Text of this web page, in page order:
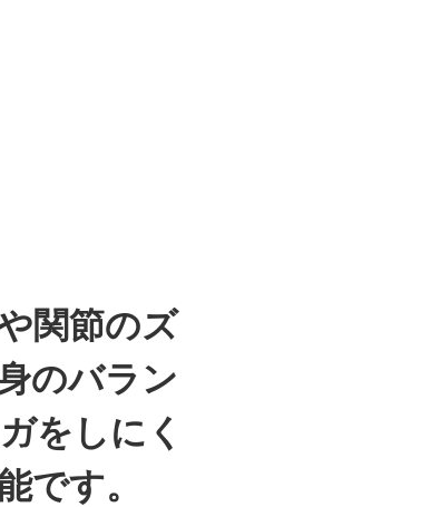
関節のズ
のバラン
をしにく
です。